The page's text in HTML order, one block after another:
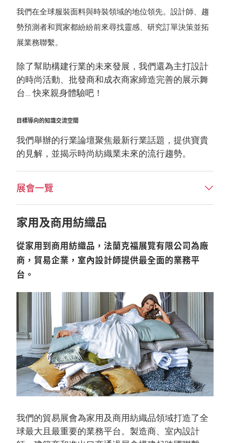
我們在全球服裝面料與時裝領域的地位領先。設計師、趨
勢預測者和買家都紛紛前來尋找靈感、研究訂單決策並拓
展業務聯繫。
除了幫助構建行業的未來發展，我們還為主打設計
的時尚活動、批發商和成衣商家締造完善的展示舞
台… 快來親身體驗吧！
目標導向的知識交流空間
我們舉辦的行業論壇聚焦最新行業話題，提供寶貴
的見解，並揭示時尚紡織業未來的流行趨勢。
展會一覽
家用及商用紡織品
從家用到商用紡織品，法蘭克福展覽有限公司為廠
商，貿易企業，室內設計師提供最全面的業務平
台。
我們的貿易展會為家用及商用紡織品領域打造了全
球最大且最重要的業務平台。製造商、室內設計